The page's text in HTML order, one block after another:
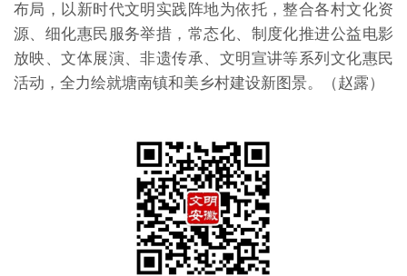
布局，以新时代文明实践阵地为依托，整合各村文化资
源、细化惠民服务举措，常态化、制度化推进公益电影
放映、文体展演、非遗传承、文明宣讲等系列文化惠民
活动，全力绘就塘南镇和美乡村建设新图景。（赵露）